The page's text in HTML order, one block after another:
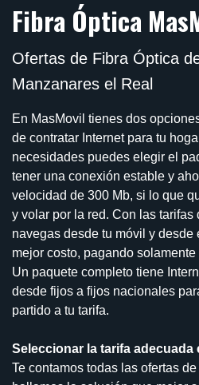
Fibra Óptica
Ofertas de Fibra Óptica
Manzanares el Real
En MasMovil tienes dos
de contratar Internet para tu
necesidades puedes elegir el
tener una conexión estable y
velocidad de 300 Mb, si lo que
y volar por la red. Con las tarifas
navegas desde tu móvil y desde
mejor costo, pagando
Un paquete completo tiene
desde fijos a fijos nacionales
partido a tu tarifa.
Seleccionar la tarifa adecuada
Te contamos todas las ofertas